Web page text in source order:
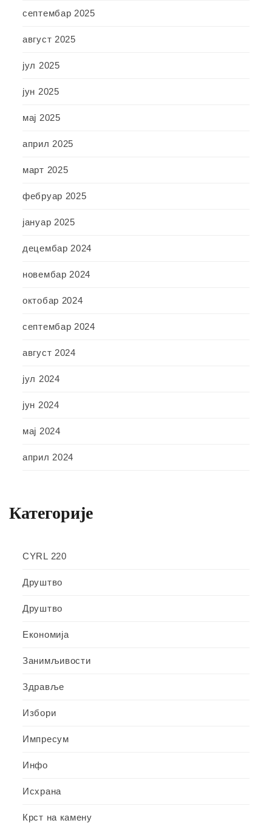
септембар 2025
август 2025
јул 2025
јун 2025
мај 2025
април 2025
март 2025
фебруар 2025
јануар 2025
децембар 2024
новембар 2024
октобар 2024
септембар 2024
август 2024
јул 2024
јун 2024
мај 2024
април 2024
Категорије
CYRL 220
Друштво
Друштво
Економија
Занимљивости
Здравље
Избори
Импресум
Инфо
Исхрана
Крст на камену